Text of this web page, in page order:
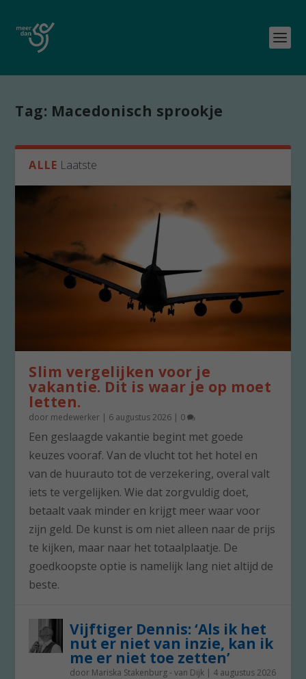
Tag: Macedonisch sprookje
ALLE Laatste
Slim vergelijken voor je
vakantie. Dit is waar je op moet
letten.
door medewerker | 6 augustus 2026 | 0
Een geslaagde vakantie begint met goede
keuzes vooraf. Van de vlucht tot het hotel en
van de huurauto tot de verzekering, overal valt
iets te vergelijken. Wie dat zorgvuldig doet,
betaalt vaak minder en krijgt meer waar voor
zijn geld. De kunst is om niet alleen naar de prijs
te kijken, maar naar het totaalplaatje. De
goedkoopste optie is namelijk lang niet altijd de
beste.
Vijftiger Dennis: ‘Als ik het
nut er niet van inzie, kan ik
me er niet toe zetten’
door Mariska Stakenburg - van Dijk | 4 augustus 2026